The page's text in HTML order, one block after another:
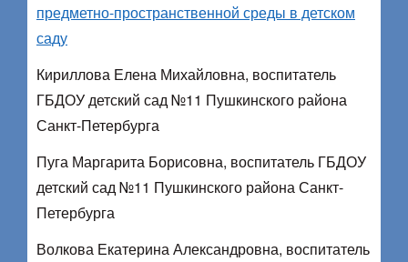
предметно-пространственной среды в детском
саду
Кириллова Елена Михайловна, воспитатель
ГБДОУ детский сад №11 Пушкинского района
Санкт-Петербурга
Пуга Маргарита Борисовна, воспитатель ГБДОУ
детский сад №11 Пушкинского района Санкт-
Петербурга
Волкова Екатерина Александровна, воспитатель